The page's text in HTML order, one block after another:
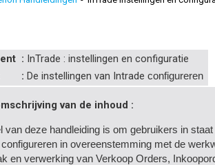
: InTrade : instellingen en configuratie
: De instellingen van Intrade configureren
van de inhoud :
van deze handleiding is om gebruikers in
configureren in overeenstemming met de
en verwerking van Verkoop Orders,